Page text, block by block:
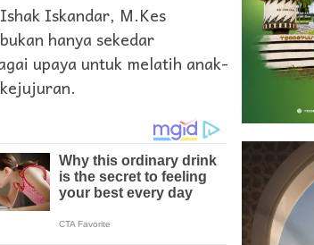
Iskandar, M.Kes
hanya sekedar
upaya untuk melatih anak-